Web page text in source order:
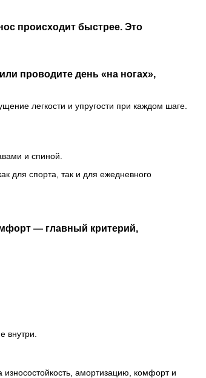
происходит быстрее. Это
проводите день «на ногах»,
легкости и упругости при каждом шаге.
и спиной.
для спорта, так и для ежедневного
— главный критерий,
внутри.
амортизацию, комфорт и